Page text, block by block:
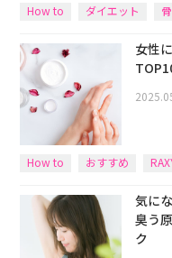
How to ダイエット
女性
How to おすすめ
気に
臭う
ク